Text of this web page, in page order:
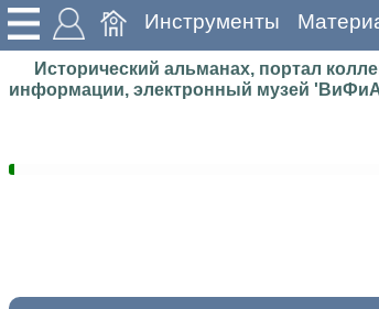
Инструменты
Исторический альманах, портал
информации, электронный музей